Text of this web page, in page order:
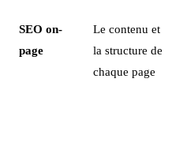
SEO on-
page
Le contenu et
la structure de
chaque page